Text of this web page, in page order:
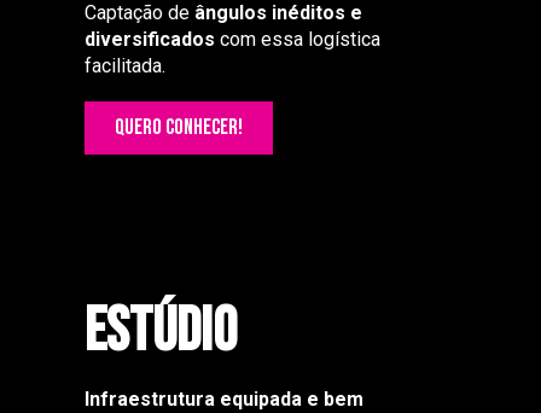
Captação de ângulos inéditos e
diversificados com essa logística
facilitada.
QUERO CONHECER!
Estúdio
Infraestrutura equipada e bem